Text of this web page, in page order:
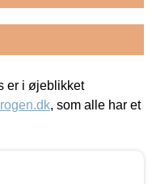
er i øjeblikket
, som alle har et